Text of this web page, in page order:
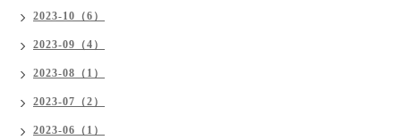
2023-10（6）
2023-09（4）
2023-08（1）
2023-07（2）
2023-06（1）